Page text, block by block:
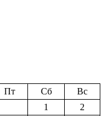
Пт Сб
Вс
1
2